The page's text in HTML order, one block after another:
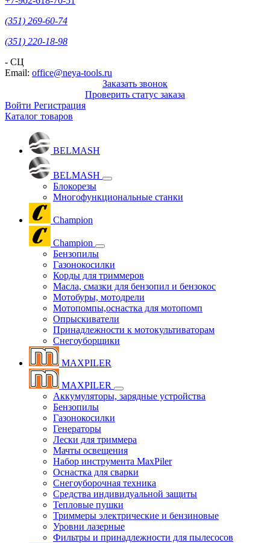
(351) 269-60-74
(351) 220-18-98
- СЦ
Email: office@neya-tools.ru
Заказать звонок
Проверить статус заказа
Войти Регистрация
Каталог товаров
BELMASH
BELMASH
Блокорезы
Многофункциональные станки
Champion
Champion
Бензопилы
Газонокосилки
Корды для триммеров
Масла, смазки для бензопил и бензокос
Мотобуры, мотодрели
Мотопомпы,оснастка для мотопомп
Опрыскиватели
Принадлежности к мотокультиваторам
Снегоуборщики
MAXPILER
MAXPILER
Аккумуляторы, зарядные устройства
Бензопилы
Газонокосилки
Генераторы
Лески для триммера
Мачты освещения
Набор инструмента MaxPiler
Оснастка для сварки
Снегоуборочная техника
Средства индивидуальной защиты
Тепловые пушки
Триммеры электрические и бензиновые
Уровни лазерные
Фильтры и принадлежности для пылесосов